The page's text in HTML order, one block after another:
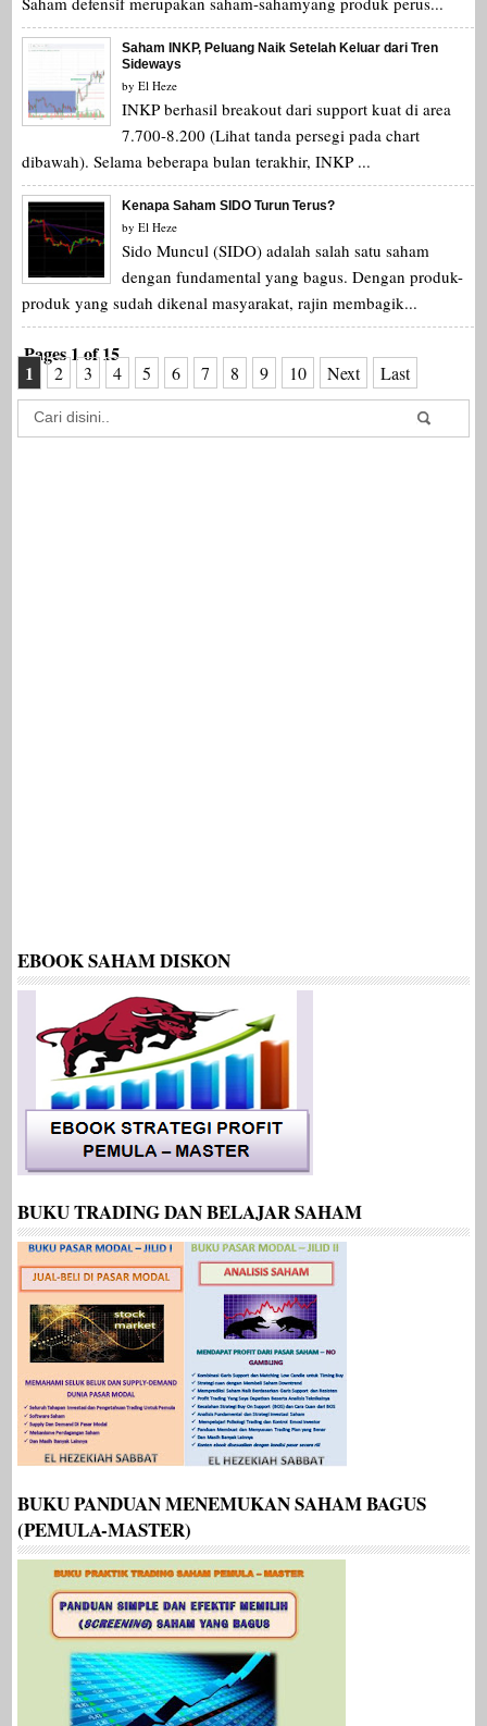
Saham INKP, Peluang Naik Setelah Keluar dari Tren
Sideways
by El Heze
INKP berhasil breakout dari support kuat di area
7.700-8.200 (Lihat tanda persegi pada chart
dibawah). Selama beberapa bulan terakhir, INKP ...
Kenapa Saham SIDO Turun Terus?
by El Heze
Sido Muncul (SIDO) adalah salah satu saham
dengan fundamental yang bagus. Dengan produk-
produk yang sudah dikenal masyarakat, rajin membagik...
Pages 1 of 15
1 2 3 4 5 6 7 8 9 10 Next Last
EBOOK SAHAM DISKON
BUKU TRADING DAN BELAJAR SAHAM
BUKU PANDUAN MENEMUKAN SAHAM BAGUS
(PEMULA-MASTER)